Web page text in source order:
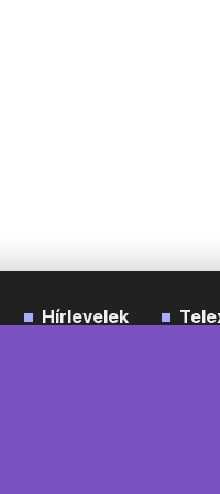
Hírlevelek